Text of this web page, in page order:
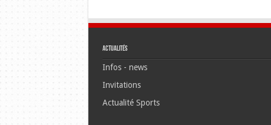
Actualités
Infos - news
Invitations
Actualité Sports